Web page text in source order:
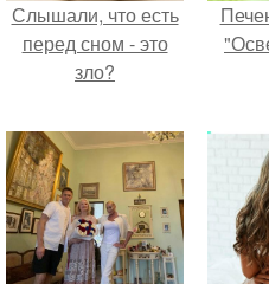
Слышали, что есть
перед сном - это
зло?